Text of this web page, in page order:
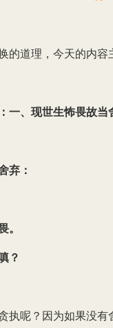
的道理，今天的内容
一、现世生怖畏故当
弃：
？
执呢？因为如果没